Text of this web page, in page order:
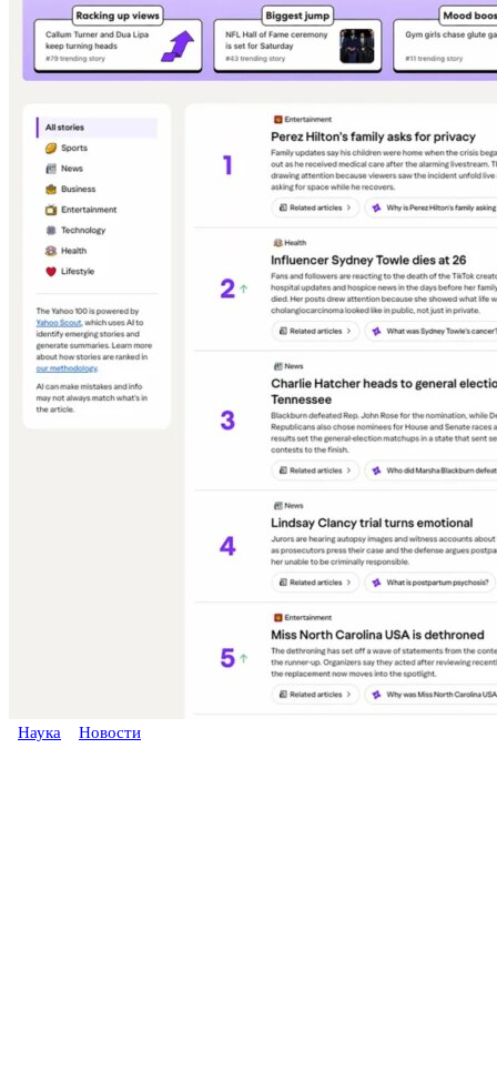
Наука Новости